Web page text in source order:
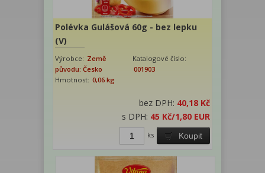
Polévka Gulášová 60g - bez lepku
(V)
Výrobce: Země
původu: Česko
Katalogové číslo:
001903
Hmotnost: 0,06 kg
bez DPH: 40,18 Kč
s DPH: 45 Kč/1,80 EUR
Koupit
ks